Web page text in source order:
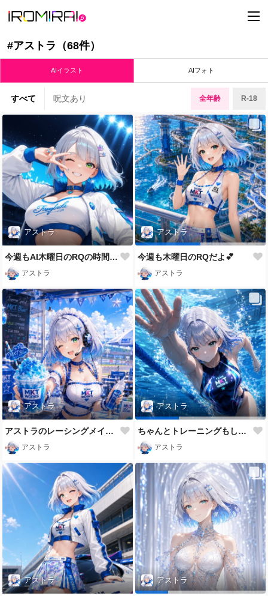
t
o
e
v
i
g
a
t
i
o
n
#アストラ（68件）
AIイラスト AIフォト
すべて 呪文あり 全年齢 R-18
アストラ
今週もAI木曜日のRQの時間だよ
アストラ
アストラ
今週も木曜日のRQだよ💕
アストラ
アストラ
アストラのレーシングメイドだよ💕
アストラ
アストラ
ちゃんとトレーニングもします😉✨
アストラ
アストラ アストラ